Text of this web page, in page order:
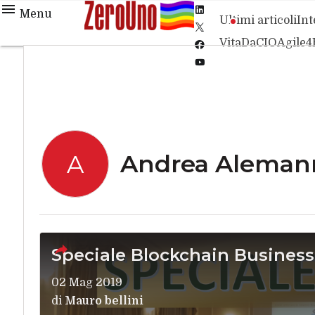
Menu
Twitter
Facebook
Ultimi articoli
VitaDaCIO
A Andrea
Speciale Blockchain
02 Mag 2019
di Mauro bellini